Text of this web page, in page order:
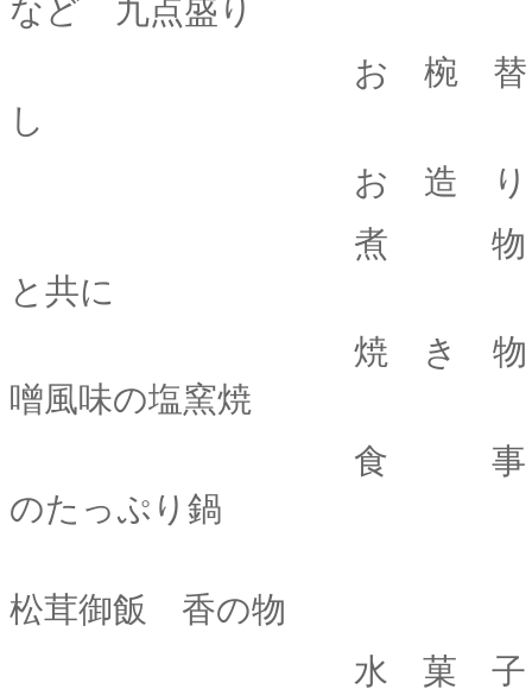
など 九点盛り
お 椀 替 り 秋
し
お 造 り 旬
煮 物 赤むつ
と共に
焼 き 物 キン
噌風味の塩窯焼
食 事 福島産
のたっぷり鍋
松茸御飯 香の物
水 菓 子 お